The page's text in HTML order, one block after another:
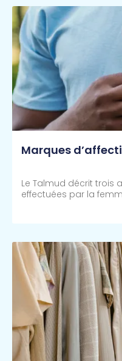
Marques
Le Talmud décrit trois
effectuées par la